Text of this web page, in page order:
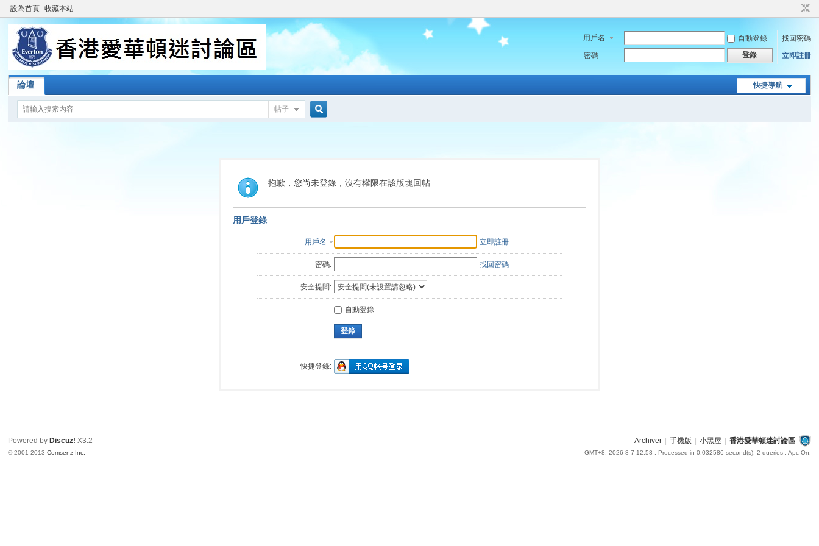
設為首頁 收藏本站
用戶名 自動登錄
找回密碼
密碼
登錄 立即註冊
快捷導航
論壇
帖子
索
抱歉，您尚未登錄，沒有權限在該版塊回帖
用戶登錄
用戶名 立即註冊
密碼: 找回密碼
安全提問:
自動登錄
登錄
快捷登錄:
Archiver 手機版 小黑屋 香港愛華頓迷討論區
GMT+8, 2026-8-7 12:58 , Processed in 0.032586 second(s), 2 queries , Apc On.
Powered by Discuz! X3.2
© 2001-2013Comsenz Inc.